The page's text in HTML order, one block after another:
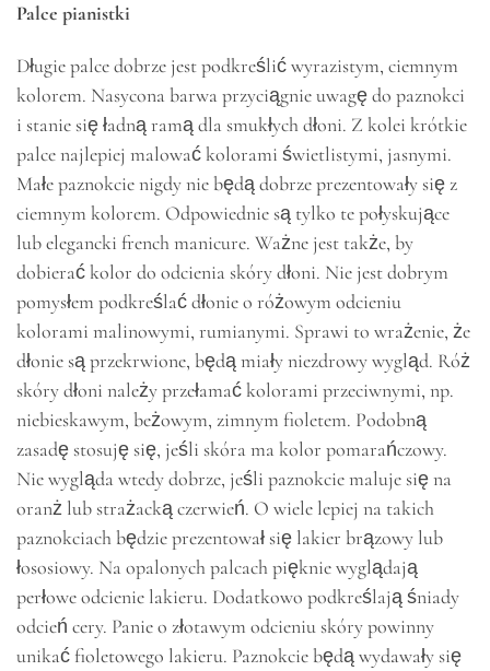
Palce pianistki
Długie palce dobrze jest podkreślić wyrazistym, ciemnym
kolorem. Nasycona barwa przyciągnie uwagę do paznokci
i stanie się ładną ramą dla smukłych dłoni. Z kolei krótkie
palce najlepiej malować kolorami świetlistymi, jasnymi.
Małe paznokcie nigdy nie będą dobrze prezentowały się z
ciemnym kolorem. Odpowiednie są tylko te połyskujące
lub elegancki french manicure. Ważne jest także, by
dobierać kolor do odcienia skóry dłoni. Nie jest dobrym
pomysłem podkreślać dłonie o różowym odcieniu
kolorami malinowymi, rumianymi. Sprawi to wrażenie, że
dłonie są przekrwione, będą miały niezdrowy wygląd. Róż
skóry dłoni należy przełamać kolorami przeciwnymi, np.
niebieskawym, beżowym, zimnym fioletem. Podobną
zasadę stosuję się, jeśli skóra ma kolor pomarańczowy.
Nie wygląda wtedy dobrze, jeśli paznokcie maluje się na
oranż lub strażacką czerwień. O wiele lepiej na takich
paznokciach będzie prezentował się lakier brązowy lub
łososiowy. Na opalonych palcach pięknie wyglądają
perłowe odcienie lakieru. Dodatkowo podkreślają śniady
odcień cery. Panie o złotawym odcieniu skóry powinny
unikać fioletowego lakieru. Paznokcie będą wydawały się